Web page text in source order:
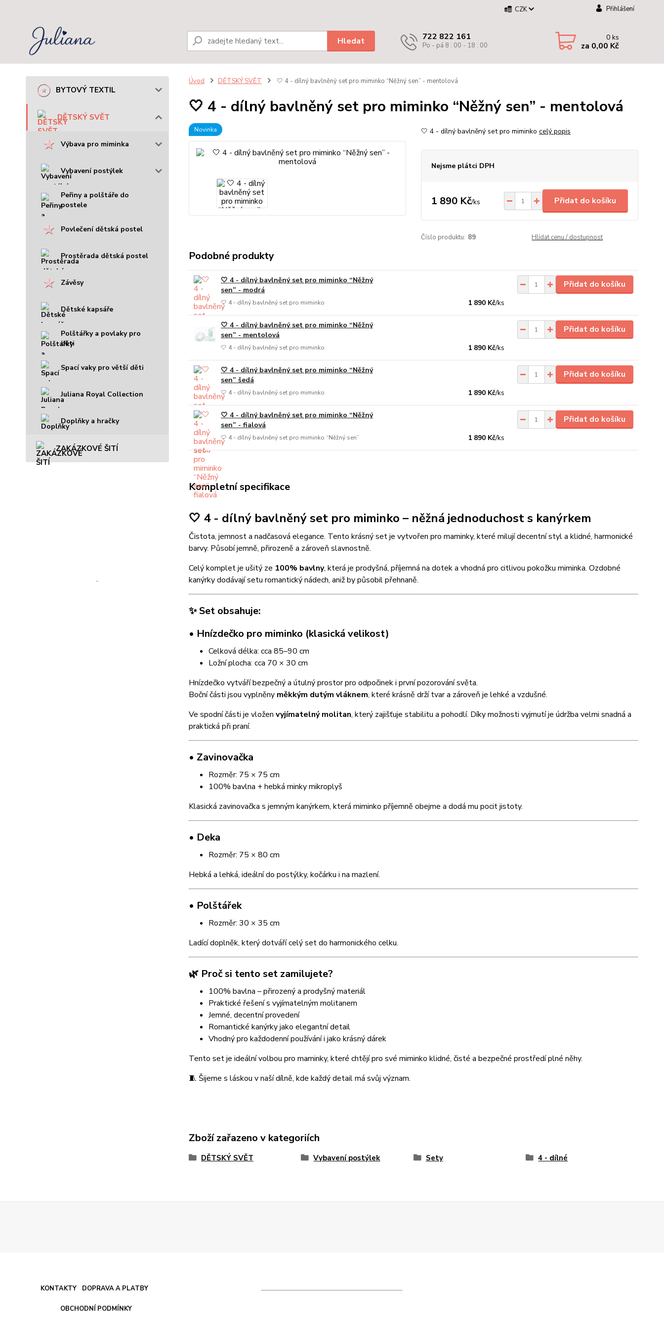
CZK Přihlášení
Hledat 722 822 161
Po - pá 8 : 00 - 18 : 00
0ks
za 0,00 Kč
BYTOVÝ TEXTIL
DĚTSKÝ SVĚT
Výbava pro miminka
Vybavení postýlek
Peřiny a polštáře do
postele
Povlečení dětská postel
Prostěrada dětská postel
Závěsy
Dětské kapsáře
Polštářky a povlaky pro
děti
Spací vaky pro větší děti
Juliana Royal Collection
Doplňky a hračky
ZAKÁZKOVÉ ŠITÍ
Úvod DĚTSKÝ SVĚT 🤍 4 - dílný bavlněný set pro miminko “Něžný sen” - mentolová
🤍 4 - dílný bavlněný set pro miminko “Něžný sen” - mentolová
Novinka 🤍 4 - dílný bavlněný set pro miminko celý popis
Nejsme plátci DPH
1 890 Kč/ks Přidat do košíku
Číslo produktu: 89 Hlídat cenu / dostupnost
Podobné produkty
🤍 4 - dílný bavlněný set pro miminko “Něžný
sen” - modrá
🤍 4 - dílný bavlněný set pro miminko 1 890 Kč/ks
Přidat do košíku
🤍 4 - dílný bavlněný set pro miminko “Něžný
sen” - mentolová
🤍 4 - dílný bavlněný set pro miminko 1 890 Kč/ks
Přidat do košíku
🤍 4 - dílný bavlněný set pro miminko “Něžný
sen” šedá
🤍 4 - dílný bavlněný set pro miminko 1 890 Kč/ks
Přidat do košíku
🤍 4 - dílný bavlněný set pro miminko “Něžný
sen” - fialová
🤍 4 - dílný bavlněný set pro miminko “Něžný sen” 1 890 Kč/ks
Přidat do košíku
Kompletní specifikace
🤍 4 - dílný bavlněný set pro miminko – něžná jednoduchost s kanýrkem
Čistota, jemnost a nadčasová elegance. Tento krásný set je vytvořen pro maminky, které milují decentní styl a klidné, harmonické
barvy. Působí jemně, přirozeně a zároveň slavnostně.
Celý komplet je ušitý ze 100% bavlny, která je prodyšná, příjemná na dotek a vhodná pro citlivou pokožku miminka. Ozdobné
kanýrky dodávají setu romantický nádech, aniž by působil přehnaně.
✨ Set obsahuje:
• Hnízdečko pro miminko (klasická velikost)
Celková délka: cca 85–90 cm
Ložní plocha: cca 70 × 30 cm
Hnízdečko vytváří bezpečný a útulný prostor pro odpočinek i první pozorování světa.
Boční části jsou vyplněny měkkým dutým vláknem, které krásně drží tvar a zároveň je lehké a vzdušné.
Ve spodní části je vložen vyjímatelný molitan, který zajišťuje stabilitu a pohodlí. Díky možnosti vyjmutí je údržba velmi snadná a
praktická při praní.
• Zavinovačka
Rozměr: 75 × 75 cm
100% bavlna + hebká minky mikroplyš
Klasická zavinovačka s jemným kanýrkem, která miminko příjemně obejme a dodá mu pocit jistoty.
• Deka
Rozměr: 75 × 80 cm
Hebká a lehká, ideální do postýlky, kočárku i na mazlení.
• Polštářek
Rozměr: 30 × 35 cm
Ladící doplněk, který dotváří celý set do harmonického celku.
🌿 Proč si tento set zamilujete?
100% bavlna – přirozený a prodyšný materiál
Praktické řešení s vyjímatelným molitanem
Jemné, decentní provedení
Romantické kanýrky jako elegantní detail
Vhodný pro každodenní používání i jako krásný dárek
Tento set je ideální volbou pro maminky, které chtějí pro své miminko klidné, čisté a bezpečné prostředí plné něhy.
🧵 Šijeme s láskou v naší dílně, kde každý detail má svůj význam.
Zboží zařazeno v kategoriích
DĚTSKÝ SVĚT Vybavení postýlek Sety 4 - dílné
KONTAKTY DOPRAVA A PLATBY
OBCHODNÍ PODMÍNKY